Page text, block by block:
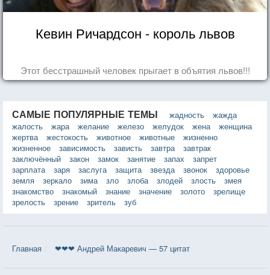
Кевин Ричардсон - король львов
Этот бесстрашный человек прыгает в объятия львов!!!
САМЫЕ ПОПУЛЯРНЫЕ ТЕМЫ жадность
жажда
жалость
жара желание железо желудок жена
женщина
жертва
жестокость животное животные
жизненно
жизненное
зависимость зависть завтра
завтрак
заключённый
закон замок занятие запах
запрет
зарплата
заря заслуга защита звезда звонок
здоровье
земля
зеркало зима зло злоба злодей злость
змея
знакомство
знакомый знание значение золото
зрелище
зрелость
зрение зритель зуб
Главная ❤❤❤ Андрей Макаревич — 57 цитат